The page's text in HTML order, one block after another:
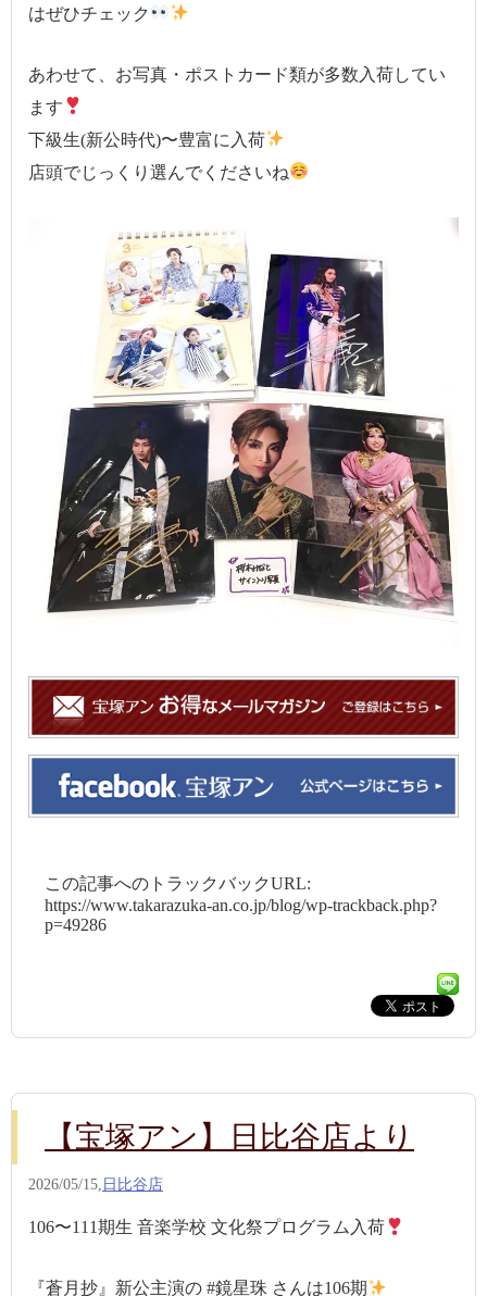
はぜひチェック
あわせて、お写真・ポストカード類が多数入荷してい
ます
下級生(新公時代)〜豊富に入荷
店頭でじっくり選んでくださいね
この記事へのトラックバックURL:
https://www.takarazuka-an.co.jp/blog/wp-trackback.php?
p=49286
【宝塚アン】日比谷店より
2026/05/15, 日比谷店
106〜111期生 音楽学校 文化祭プログラム入荷
『蒼月抄』新公主演の #鏡星珠 さんは106期